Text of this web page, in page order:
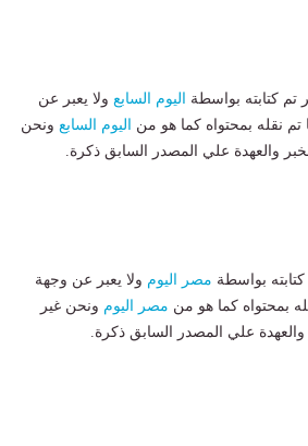
كتابته بواسطة اليوم السابع ولا يعبر عن
تم نقله بمحتواه كما هو من اليوم السابع ونحن
والعهدة علي المصدر السابق ذكرة.
بواسطة مصر اليوم ولا يعبر عن وجهة
بمحتواه كما هو من مصر اليوم ونحن غير
علي المصدر السابق ذكرة.